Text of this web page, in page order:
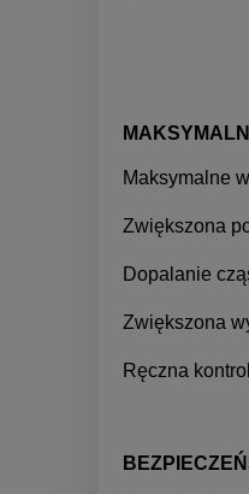
Maksymalne
Zwiększona
Dopalanie
Zwiększona
Ręczna